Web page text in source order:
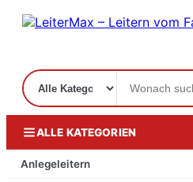
ALLE KATEGORIEN
Anlegeleitern